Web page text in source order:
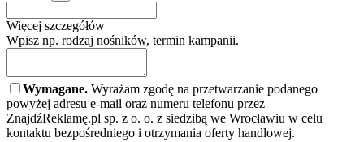
Więcej szczegółów
Wpisz np. rodzaj nośników, termin kampanii.
Wymagane. Wyrażam zgodę na przetwarzanie podanego
powyżej adresu e-mail oraz numeru telefonu przez
ZnajdźReklamę.pl sp. z o. o. z siedzibą we Wrocławiu w celu
kontaktu bezpośredniego i otrzymania oferty handlowej.